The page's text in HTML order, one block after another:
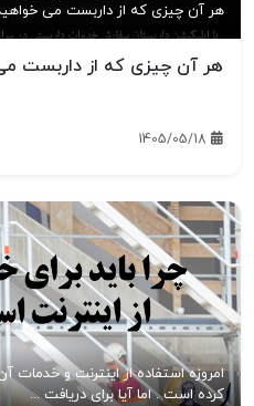
هر آن چیزی که از داربست می
هر آن چیزی که از داربست
1405/05/18
امروزه استفاده از اینترنت و خدمات
کرده است . اما آیا برای دریافت ...